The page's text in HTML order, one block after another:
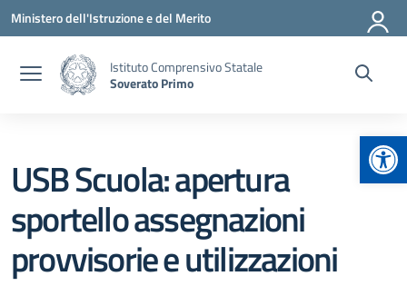
Vai ai contenuti
Vai al menu di navigazione
Vai al footer
Ministero dell'Istruzione e del Merito
Istituto Comprensivo Statale
Soverato Primo
USB Scuola: apertura
sportello assegnazioni
provvisorie e utilizzazioni